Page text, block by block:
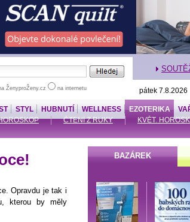
ŽenyproŽeny.cz na internetu pátek
STYL HUBNUTÍ WELLNESS
EZOTERIKA
ČTENÍ Z RUKY KVĚT.
Opravdu je tak i
kterou by měly
BAZÁREK